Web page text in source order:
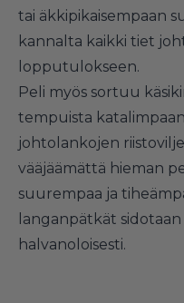
tai äkkipikaisempaan
kannalta kaikki tiet
lopputulokseen.
Peli myös sortuu
tempuista
johtolankojen
vääjäämättä hieman
suurempaa ja
langanpätkät
halvanoloisesti.